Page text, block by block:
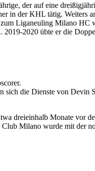
der auf eine
in der KHL tätig. Weiters
Liganeuling Milano HC
2020 übte er die
sich die Dienste von
dreieinhalb Monate vor
Milano wurde mit der